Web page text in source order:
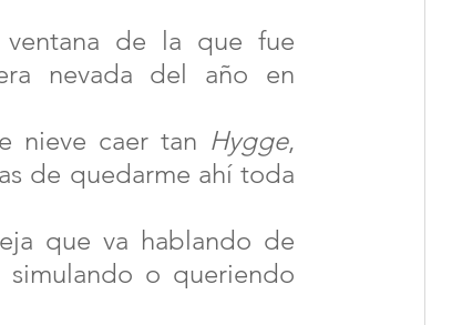
de la que fue
nevada del año en
nieve caer tan Hygge,
de quedarme ahí toda
que va hablando de
o queriendo